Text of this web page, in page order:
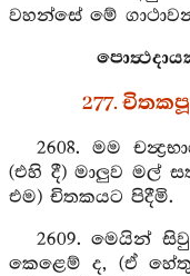
වහන්සේ මේ
277.
2608. මම
(එහි දී) මාලුව මල්
එම) චිතකයට පිදීමි.
2609. මෙයින්
කෙළෙම් ද, (ඒ